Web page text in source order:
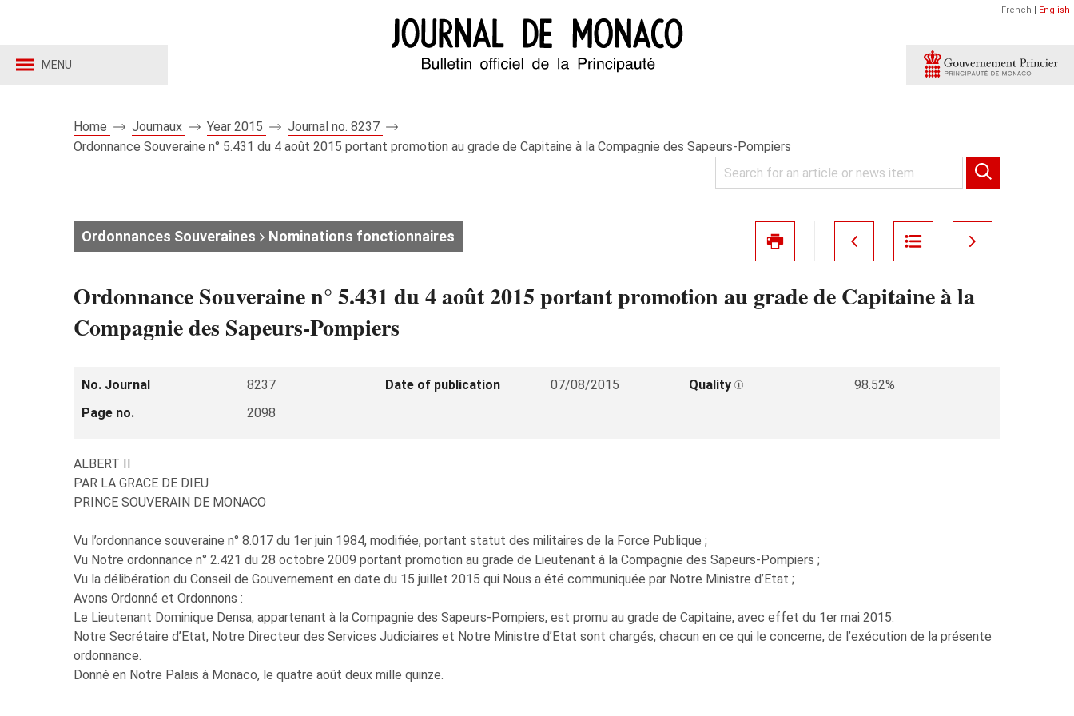
MENU
French | English
Home Journaux Year 2015
Journal no. 8237
Ordonnance Souveraine n° 5.431 du 4 août 2015 portant promotion au grade de Capitaine à la Compagnie des Sapeurs-Pompiers
Ordonnances Souveraines Nominations fonctionnaires
Ordonnance Souveraine n° 5.431 du 4 août 2015 portant promotion au grade de Capitaine à la
Compagnie des Sapeurs-Pompiers
No. Journal 8237 Date of publication 07/08/2015 Quality
98.52%
Page no.
2098
ALBERT II
PAR LA GRACE DE DIEU
PRINCE SOUVERAIN DE MONACO
Vu l’ordonnance souveraine n° 8.017 du 1er juin 1984, modifiée, portant statut des militaires de la Force Publique ;
Vu Notre ordonnance n° 2.421 du 28 octobre 2009 portant promotion au grade de Lieutenant à la Compagnie des Sapeurs-Pompiers ;
Vu la délibération du Conseil de Gouvernement en date du 15 juillet 2015 qui Nous a été communiquée par Notre Ministre d’Etat ;
Avons Ordonné et Ordonnons :
Le Lieutenant Dominique Densa, appartenant à la Compagnie des Sapeurs-Pompiers, est promu au grade de Capitaine, avec effet du 1er mai 2015.
Notre Secrétaire d’Etat, Notre Directeur des Services Judiciaires et Notre Ministre d’Etat sont chargés, chacun en ce qui le concerne, de l’exécution de la présente
ordonnance.
Donné en Notre Palais à Monaco, le quatre août deux mille quinze.